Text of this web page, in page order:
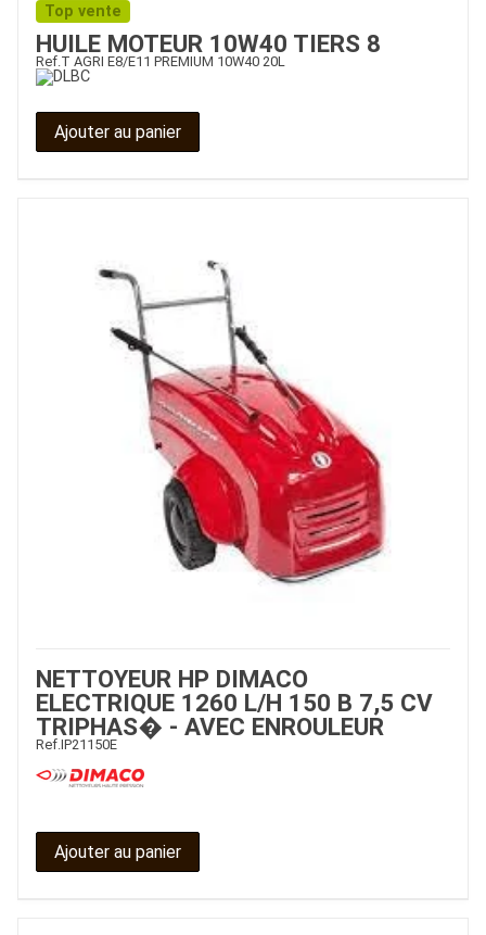
Top vente
HUILE MOTEUR 10W40 TIERS 8
Ref.T AGRI E8/E11 PREMIUM 10W40 20L
Ajouter au panier
NETTOYEUR HP DIMACO
ELECTRIQUE 1260 L/H 150 B 7,5 CV
TRIPHAS� - AVEC ENROULEUR
Ref.IP21150E
Ajouter au panier